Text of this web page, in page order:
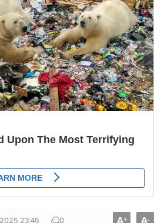
23:46 0 A+ A-